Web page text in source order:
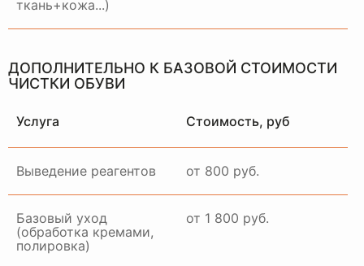
ткань+кожа...)
ДОПОЛНИТЕЛЬНО К БАЗОВОЙ СТОИМОСТИ
ЧИСТКИ ОБУВИ
Услуга Стоимость, руб
Выведение реагентов от 800 руб.
Базовый уход
(обработка кремами,
полировка)
от 1 800 руб.